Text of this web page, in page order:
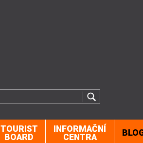
TOURIST
BOARD
INFORMAČNÍ
CENTRA